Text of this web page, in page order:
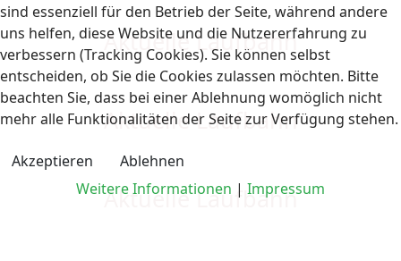
Aktuelle Laufbahn
Aktuelle Laufbahn
Aktuelle Laufbahn
sind essenziell für den Betrieb der Seite, während andere
uns helfen, diese Website und die Nutzererfahrung zu
verbessern (Tracking Cookies). Sie können selbst
entscheiden, ob Sie die Cookies zulassen möchten. Bitte
beachten Sie, dass bei einer Ablehnung womöglich nicht
mehr alle Funktionalitäten der Seite zur Verfügung stehen.
Akzeptieren
Ablehnen
Weitere Informationen | Impressum